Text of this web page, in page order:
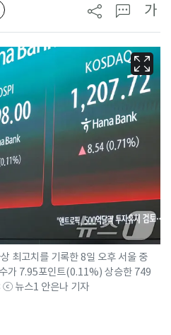
가
최고치를 기록한 8일 오후 서울 중
가 7.95포인트(0.11%) 상승한 749
ⓒ 뉴스1 안은나 기자